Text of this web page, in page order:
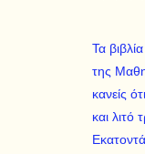
Τα
της
κανείς
και λιτό